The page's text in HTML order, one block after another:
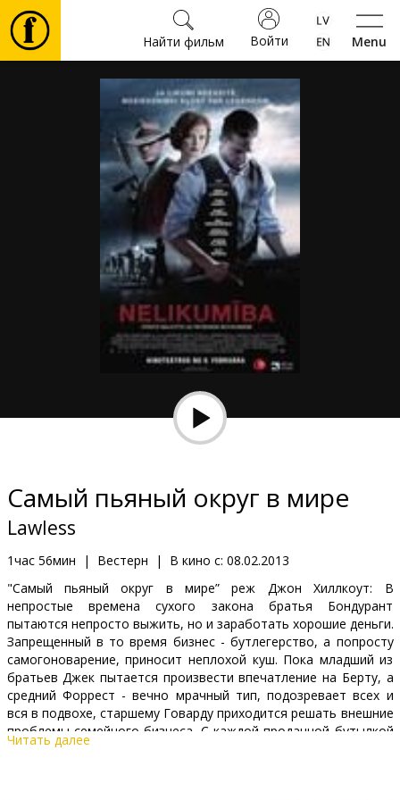
Menu
Войти
Найти фильм
Фильмы
Культура
Мероприятия
Новости
Подарки
Клуб
Самый пьяный округ в мире
Lawless
1час 56мин | Вестерн | В кино с: 08.02.2013
"Самый пьяный округ в мире” реж Джон Хиллкоут: В
непростые времена сухого закона братья Бондурант
пытаются непросто выжить, но и заработать хорошие деньги.
Запрещенный в то время бизнес - бутлегерство, а попросту
самогоноварение, приносит неплохой куш. Пока младший из
братьев Джек пытается произвести впечатление на Берту, а
средний Форрест - вечно мрачный тип, подозревает всех и
вся в подвохе, старшему Говарду приходится решать внешние
проблемы семейного бизнеса. С каждой проданной бутылкой
кукурузного виски, растет не только благосостояние семьи,
Читать далее